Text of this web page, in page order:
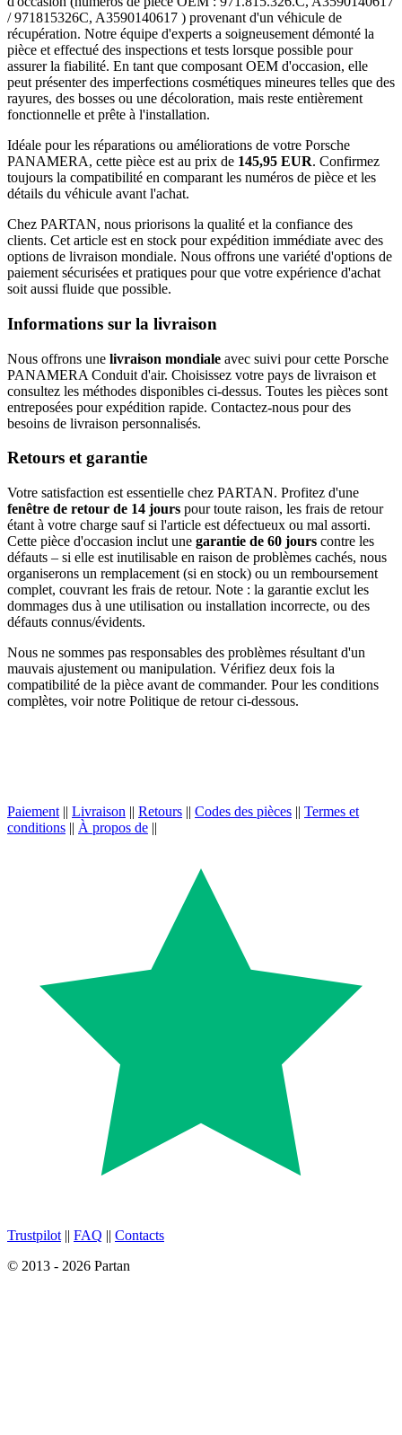
/ 971815326C, A3590140617 ) provenant d'un véhicule de
récupération. Notre équipe d'experts a soigneusement démonté la
pièce et effectué des inspections et tests lorsque possible pour
assurer la fiabilité. En tant que composant OEM d'occasion, elle
peut présenter des imperfections cosmétiques mineures telles que des
rayures, des bosses ou une décoloration, mais reste entièrement
fonctionnelle et prête à l'installation.
Idéale pour les réparations ou améliorations de votre Porsche
PANAMERA, cette pièce est au prix de 145,95 EUR. Confirmez
toujours la compatibilité en comparant les numéros de pièce et les
détails du véhicule avant l'achat.
Chez PARTAN, nous priorisons la qualité et la confiance des
clients. Cet article est en stock pour expédition immédiate avec des
options de livraison mondiale. Nous offrons une variété d'options de
paiement sécurisées et pratiques pour que votre expérience d'achat
soit aussi fluide que possible.
Informations sur la livraison
Nous offrons une livraison mondiale avec suivi pour cette Porsche
PANAMERA Conduit d'air. Choisissez votre pays de livraison et
consultez les méthodes disponibles ci-dessus. Toutes les pièces sont
entreposées pour expédition rapide. Contactez-nous pour des
besoins de livraison personnalisés.
Retours et garantie
Votre satisfaction est essentielle chez PARTAN. Profitez d'une
fenêtre de retour de 14 jours pour toute raison, les frais de retour
étant à votre charge sauf si l'article est défectueux ou mal assorti.
Cette pièce d'occasion inclut une garantie de 60 jours contre les
défauts – si elle est inutilisable en raison de problèmes cachés, nous
organiserons un remplacement (si en stock) ou un remboursement
complet, couvrant les frais de retour. Note : la garantie exclut les
dommages dus à une utilisation ou installation incorrecte, ou des
défauts connus/évidents.
Nous ne sommes pas responsables des problèmes résultant d'un
mauvais ajustement ou manipulation. Vérifiez deux fois la
compatibilité de la pièce avant de commander. Pour les conditions
complètes, voir notre Politique de retour ci-dessous.
Paiement || Livraison || Retours || Codes des pièces || Termes et
conditions || À propos de ||
Trustpilot || FAQ || Contacts
© 2013 - 2026 Partan